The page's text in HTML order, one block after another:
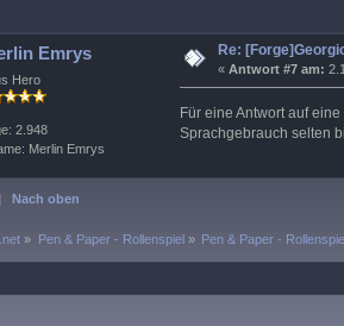
Emrys
Hero
2.948
Merlin Emrys
Re:
«Antwort #7 am:
Für eine Antwort auf
Sprachgebrauch selten
Nach oben
» Pen & Paper - Rollenspiel » Pen & Paper -